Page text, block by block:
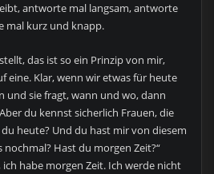
antworte mal langsam, antworte
mal kurz und knapp.
das ist so ein Prinzip von mir,
eine. Klar, wenn wir etwas für heute
und sie fragt, wann und wo, dann
du kennst sicherlich Frauen, die
du heute? Und du hast mir von diesem
nochmal? Hast du morgen Zeit?“
ich habe morgen Zeit. Ich werde nicht